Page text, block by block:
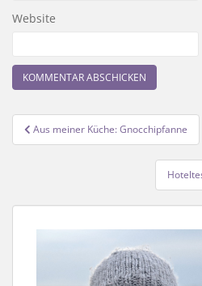
Website
Beitragsnavigation
Aus meiner Küche: Gnocchipfanne